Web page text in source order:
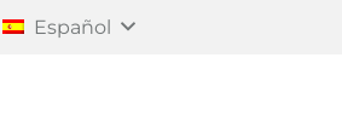
Español